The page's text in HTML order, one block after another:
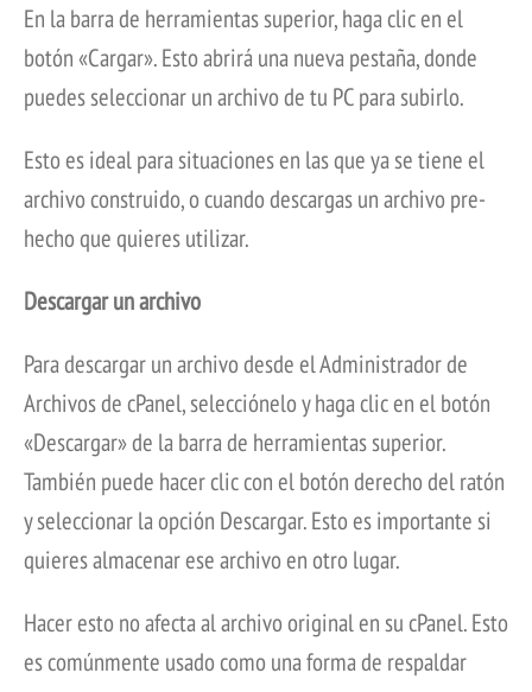
En la barra de herramientas superior, haga clic en el
botón «Cargar». Esto abrirá una nueva pestaña, donde
puedes seleccionar un archivo de tu PC para subirlo.
Esto es ideal para situaciones en las que ya se tiene el
archivo construido, o cuando descargas un archivo pre-
hecho que quieres utilizar.
Descargar un archivo
Para descargar un archivo desde el Administrador de
Archivos de cPanel, selecciónelo y haga clic en el botón
«Descargar» de la barra de herramientas superior.
También puede hacer clic con el botón derecho del ratón
y seleccionar la opción Descargar. Esto es importante si
quieres almacenar ese archivo en otro lugar.
Hacer esto no afecta al archivo original en su cPanel. Esto
es comúnmente usado como una forma de respaldar